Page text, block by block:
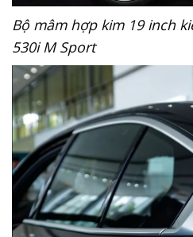
Bộ mâm hợp kim 19 inch
530i M Sport